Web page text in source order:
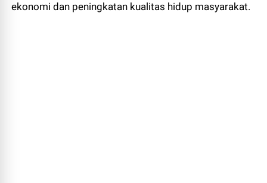
ekonomi dan peningkatan kualitas hidup masyarakat.